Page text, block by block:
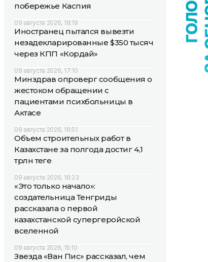
побережье Каспия
09 августа 2026, 18:19
Иностранец пытался вывезти
незадекларированные $350 тысяч
через КПП «Кордай»
09 августа 2026, 17:10
Минздрав опроверг сообщения о
жестоком обращении с
пациентами психбольницы в
Актасе
09 августа 2026, 16:51
Объем строительных работ в
Казахстане за полгода достиг 4,1
трлн теңге
09 августа 2026, 16:23
«Это только начало»:
создательница Тенгриды
рассказала о первой
казахстанской супергеройской
вселенной
09 августа 2026, 15:10
Звезда «Ван Пис» рассказал, чем